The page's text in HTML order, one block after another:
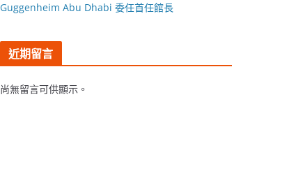
Guggenheim Abu Dhabi 委任首任館長
近期留言
尚無留言可供顯示。